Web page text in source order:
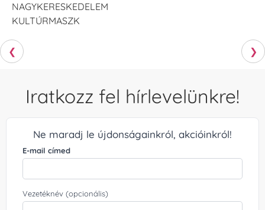
NAGYKERESKEDELEM
KULTÚRMASZK
❮ ❯
Iratkozz fel hírlevelünkre!
Ne maradj le újdonságainkról, akcióinkról!
E-mail címed
Vezetéknév (opcionális)